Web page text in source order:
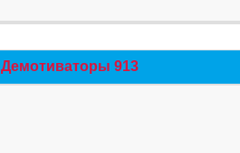
Демотиваторы 913